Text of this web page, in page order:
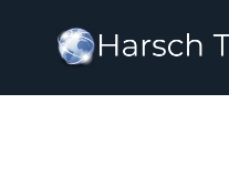
contenido